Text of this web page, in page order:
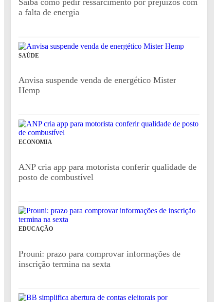
Saiba como pedir ressarcimento por prejuízos com
a falta de energia
SAÚDE
Anvisa suspende venda de energético Mister
Hemp
ECONOMIA
ANP cria app para motorista conferir qualidade de
posto de combustível
EDUCAÇÃO
Prouni: prazo para comprovar informações de
inscrição termina na sexta